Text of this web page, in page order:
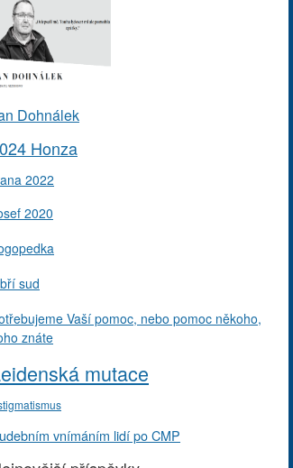
Dohnálek
Honza
2022
2020
sud
Vaší pomoc, nebo pomoc někoho,
znáte
mutace
vnímáním lidí po CMP